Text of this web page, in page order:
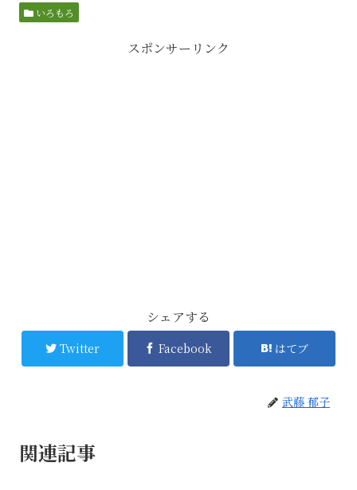
いろもろ
スポンサーリンク
シェアする
Twitter Facebook はてブ
武藤 郁子
関連記事